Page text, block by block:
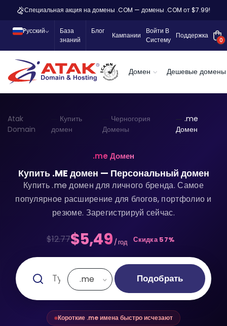
Специальная акция на домены .COM — домены .COM от $7.99!
Pусский
База
знаний
Блог
Кампании
Войти В
Систему
Поддержка
0
Домен Дешевые домены
Atak
Domain
Купить
домен
Черногория
Домены
.me
Домен
.me Домен
Купить .ME домен — Персональный домен
Купить .me домен для личного бренда. Самое
популярное расширение для блогов, портфолио и
резюме. Зарегистрируй сейчас.
$12.77$5,49 / год Скидка 57%
.me Подобрать
Короткие .me имена быстро исчезают